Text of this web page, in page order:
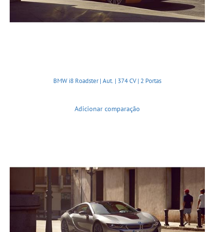
BMW i8 Roadster | Aut. | 374 CV | 2 Portas
Adicionar comparação